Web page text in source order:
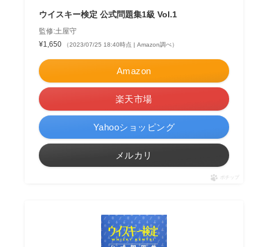
ウイスキー検定 公式問題集1級 Vol.1
監修:土屋守
¥1,650
（2023/07/25 18:40時点 | Amazon調べ）
Amazon
楽天市場
Yahooショッピング
メルカリ
ポチップ